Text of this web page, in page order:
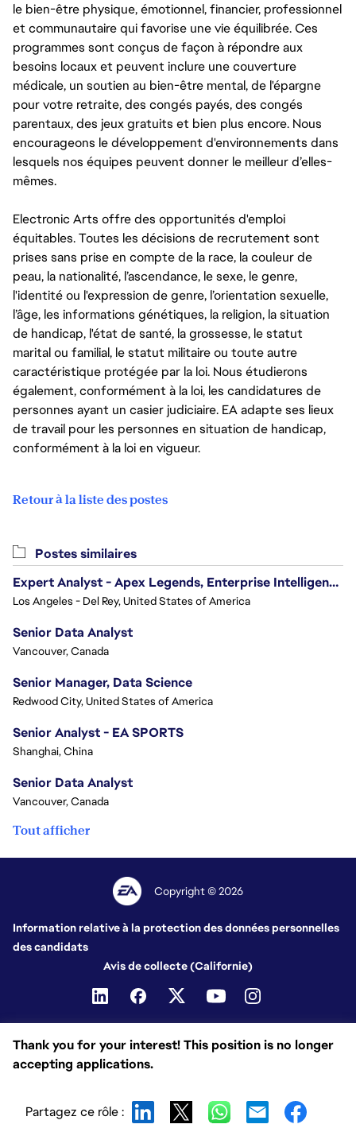
le bien-être physique, émotionnel, financier, professionnel
et communautaire qui favorise une vie équilibrée. Ces
programmes sont conçus de façon à répondre aux
besoins locaux et peuvent inclure une couverture
médicale, un soutien au bien-être mental, de l'épargne
pour votre retraite, des congés payés, des congés
parentaux, des jeux gratuits et bien plus encore. Nous
encourageons le développement d'environnements dans
lesquels nos équipes peuvent donner le meilleur d’elles-
mêmes.
Electronic Arts offre des opportunités d'emploi
équitables. Toutes les décisions de recrutement sont
prises sans prise en compte de la race, la couleur de
peau, la nationalité, l’ascendance, le sexe, le genre,
l'identité ou l'expression de genre, l’orientation sexuelle,
l’âge, les informations génétiques, la religion, la situation
de handicap, l'état de santé, la grossesse, le statut
marital ou familial, le statut militaire ou toute autre
caractéristique protégée par la loi. Nous étudierons
également, conformément à la loi, les candidatures de
personnes ayant un casier judiciaire. EA adapte ses lieux
de travail pour les personnes en situation de handicap,
conformément à la loi en vigueur.
Retour à la liste des postes
Thank you for your interest! This position is no longer
accepting applications.
Partagez ce rôle :
Postes similaires
Expert Analyst - Apex Legends, Enterprise Intelligence (EI)
Los Angeles - Del Rey, United States of America
Senior Data Analyst
Vancouver, Canada
Senior Manager, Data Science
Redwood City, United States of America
Senior Analyst - EA SPORTS
Shanghai, China
Senior Data Analyst
Vancouver, Canada
Tout afficher
Copyright © 2026
Information relative à la protection des données personnelles
des candidats
Avis de collecte (Californie)